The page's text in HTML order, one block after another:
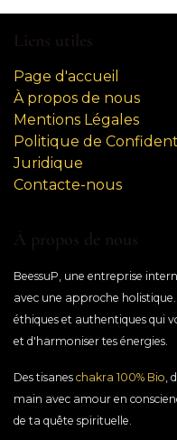
Liens utiles
Page d'accueil
À propos de nous
Mentions Légales
Politique de
Juridique
Contacte-nous
À propos de nous
BeessuP, une entreprise
avec une approche
éthiques et authentiques qui
et d'harmoniser tes énergies.
Des tisanes chakra 100% Bio,
main avec amour en
de ta quête spirituelle.